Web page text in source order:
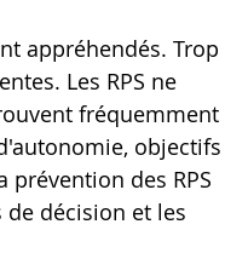
appréhendés. Trop
Les RPS ne
fréquemment
objectifs
des RPS
décision et les